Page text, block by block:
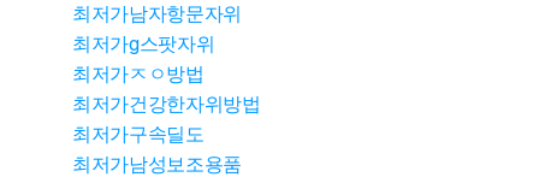
최저가남자항문자위
최저가g스팟자위
최저가ㅈㅇ방법
최저가건강한자위방법
최저가구속딜도
최저가남성보조용품